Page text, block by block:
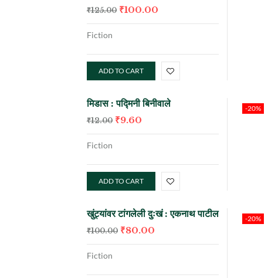
₹125.00 ₹100.00
Fiction
ADD TO CART
मिडास : पद्मिनी बिनीवाले
₹12.00 ₹9.60
Fiction
ADD TO CART
-20%
खुंट्यांवर टांगलेली दुःखं : एकनाथ पाटील
₹100.00 ₹80.00
Fiction
-20%